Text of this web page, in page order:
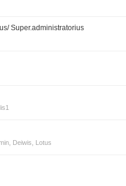
Super.administratorius
, Deiwis Lotus